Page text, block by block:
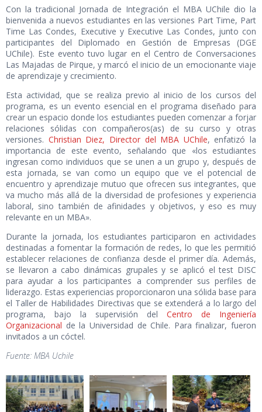
Con la tradicional Jornada de Integración el MBA UChile dio la
bienvenida a nuevos estudiantes en las versiones Part Time, Part
Time Las Condes, Executive y Executive Las Condes, junto con
participantes del Diplomado en Gestión de Empresas (DGE
UChile). Este evento tuvo lugar en el Centro de Conversaciones
Las Majadas de Pirque, y marcó el inicio de un emocionante viaje
de aprendizaje y crecimiento.
Esta actividad, que se realiza previo al inicio de los cursos del
programa, es un evento esencial en el programa diseñado para
crear un espacio donde los estudiantes pueden comenzar a forjar
relaciones sólidas con compañeros(as) de su curso y otras
versiones. Christian Diez, Director del MBA UChile, enfatizó la
importancia de este evento, señalando que «los estudiantes
ingresan como individuos que se unen a un grupo y, después de
esta jornada, se van como un equipo que ve el potencial de
encuentro y aprendizaje mutuo que ofrecen sus integrantes, que
va mucho más allá de la diversidad de profesiones y experiencia
laboral, sino también de afinidades y objetivos, y eso es muy
relevante en un MBA».
Durante la jornada, los estudiantes participaron en actividades
destinadas a fomentar la formación de redes, lo que les permitió
establecer relaciones de confianza desde el primer día. Además,
se llevaron a cabo dinámicas grupales y se aplicó el test DISC
para ayudar a los participantes a comprender sus perfiles de
liderazgo. Estas experiencias proporcionaron una sólida base para
el Taller de Habilidades Directivas que se extenderá a lo largo del
programa, bajo la supervisión del Centro de Ingeniería
Organizacional de la Universidad de Chile. Para finalizar, fueron
invitados a un cóctel.
Fuente: MBA Uchile